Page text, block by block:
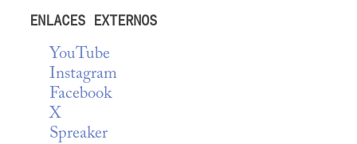
ENLACES EXTERNOS
YouTube
Instagram
Facebook
X
Spreaker